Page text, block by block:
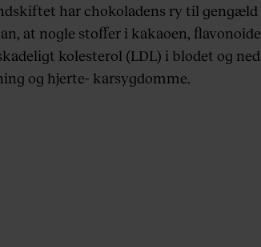
har chokoladens ry til
at nogle stoffer i kakaoen,
kolesterol (LDL) i blodet og
og hjerte- karsygdomme.